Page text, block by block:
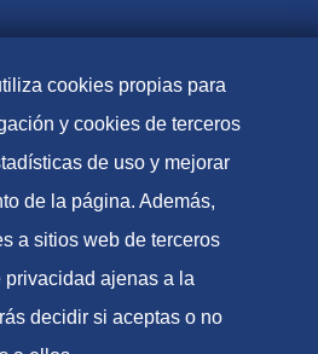
de Patentes y Marcas, 2023
Accesibilidad
Aviso Legal
cookies propias para
y cookies de terceros
de uso y mejorar
de la página. Además,
a sitios web de terceros
ajenas a la
decidir si aceptas o no